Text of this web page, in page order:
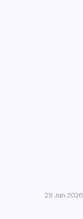
29 Jan 2026